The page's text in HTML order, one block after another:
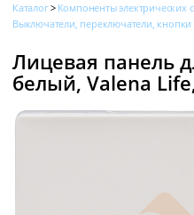
Каталог Компоненты электрических
Выключатели, переключатели, кнопки
Лицевая панель
белый, Valena